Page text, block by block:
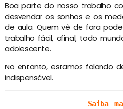
Boa parte do nosso trabalho
desvendar os sonhos e os
de aula.Quem vê de fora
trabalho fácil, afinal, todo
adolescente.
No entanto, estamos falando
indispensável.
Saiba